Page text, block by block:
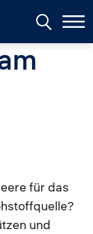
für das
und